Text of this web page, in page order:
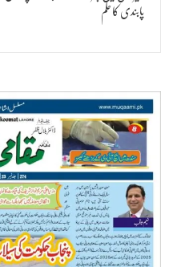
پابندی کا حکم